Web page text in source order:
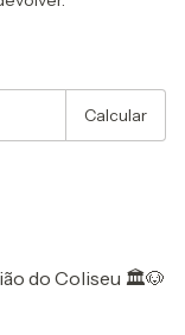
Calcular
do Coliseu 🏛️🐶